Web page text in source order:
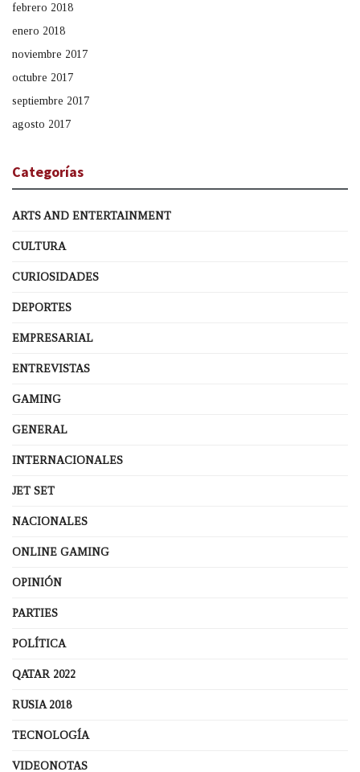
febrero 2018
enero 2018
noviembre 2017
octubre 2017
septiembre 2017
agosto 2017
Categorías
ARTS AND ENTERTAINMENT
CULTURA
CURIOSIDADES
DEPORTES
EMPRESARIAL
ENTREVISTAS
GAMING
GENERAL
INTERNACIONALES
JET SET
NACIONALES
ONLINE GAMING
OPINIÓN
PARTIES
POLÍTICA
QATAR 2022
RUSIA 2018
TECNOLOGÍA
VIDEONOTAS